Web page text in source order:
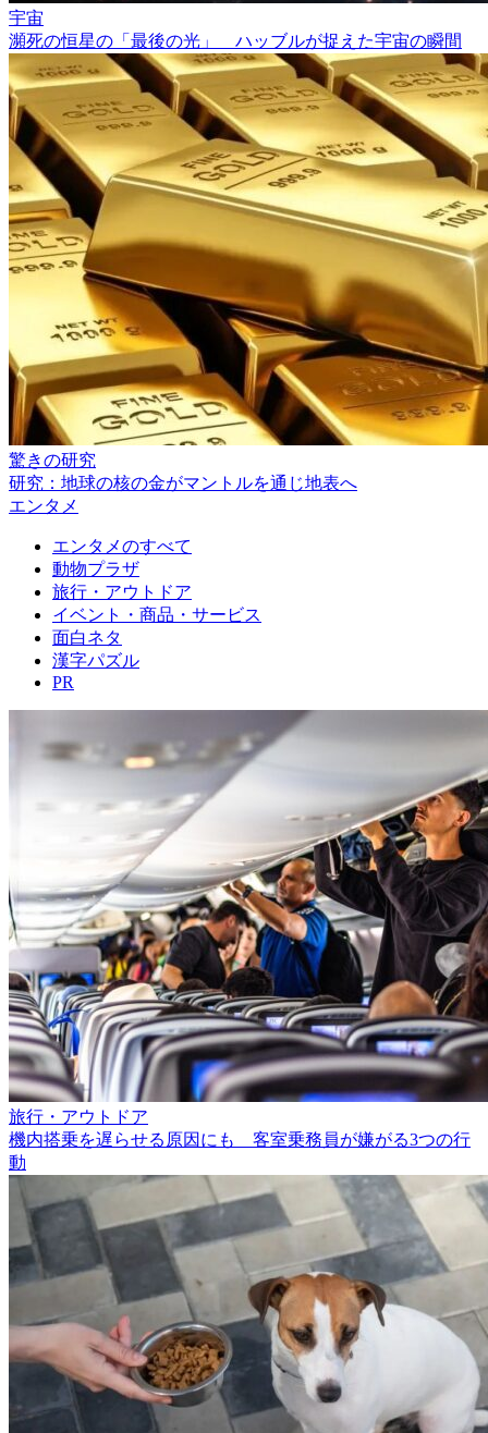
宇宙
瀕死の恒星の「最後の光」 ハッブルが捉えた宇宙の瞬間
驚きの研究
研究：地球の核の金がマントルを通じ地表へ
エンタメ
エンタメのすべて
動物プラザ
旅行・アウトドア
イベント・商品・サービス
面白ネタ
漢字パズル
PR
旅行・アウトドア
機内搭乗を遅らせる原因にも 客室乗務員が嫌がる3つの行
動